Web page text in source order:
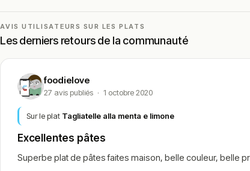
AVIS UTILISATEURS SUR LES PLATS
Les derniers retours de la communauté
foodielove
27 avis publiés · 1 octobre 2020
Sur le plat Tagliatelle alla menta e limone
Excellentes pâtes
Superbe plat de pâtes faites maison, belle couleur, belle